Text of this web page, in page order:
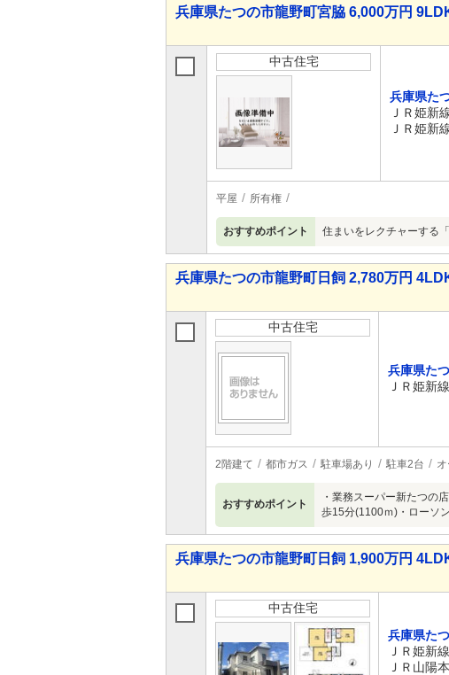
兵庫県たつの市龍野町宮脇 6,000万円
中古住宅
兵庫県た
ＪＲ姫新
ＪＲ姫新
平屋 所有権
おすすめポイント 住まいをレクチャーする
兵庫県たつの市龍野町日飼 2,780万円
中古住宅
兵庫県た
ＪＲ姫新
2階建て 都市ガス 駐車場あり 駐車2台
おすすめポイント
・業務スーパー新たつの
歩15分(1100ｍ)・ローソ
兵庫県たつの市龍野町日飼 1,900万円
中古住宅
兵庫県た
ＪＲ姫新
ＪＲ山陽